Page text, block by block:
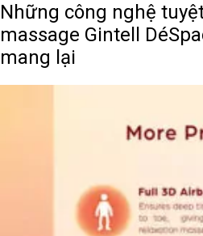
Những công nghệ
massage Gintell
mang lại